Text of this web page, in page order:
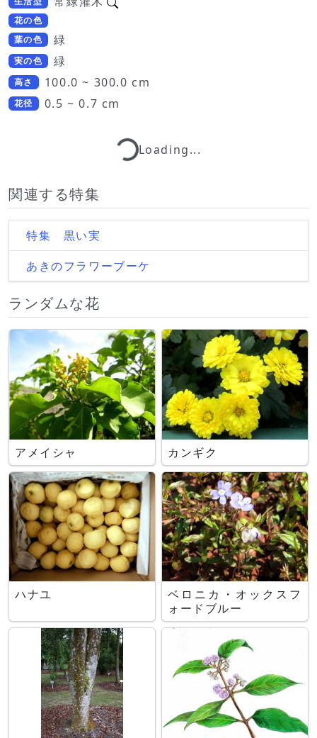
花の色
葉の色
緑
実の色 緑
高さ 100.0 ~ 300.0 cm
花径 0.5 ~ 0.7 cm
Loading...
Loading...
関連する特集
特集 黒い実
あきのフラワーブーケ
ランダムな花
アメイシャ カンギク
ハナユ
ベロニカ・オックスフ
ォードブルー